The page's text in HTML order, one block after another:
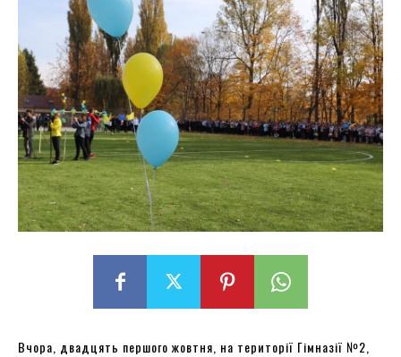
Вчора, двадцять першого жовтня, на території Гімназії №2,